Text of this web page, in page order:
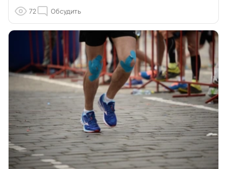
72 Обсудить